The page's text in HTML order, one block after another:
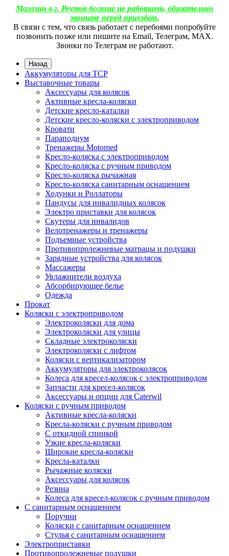
Магазин в г. Реутов больше не работает, обязательно
звоните перед приездом.
В связи с тем, что связь работает с перебоями попробуйте
позвонить позже или пишите на Email, Телеграм, МАХ.
Звонки по Телеграм не работают.
Назад
Аккумуляторы для ТСР
Выставочные товары
Аксессуары для колясок
Активные кресла-коляски
Детские кресло-каталки
Детские кресло-коляски с электроприводом
Кровати
Параподиум
Тренажеры Motomed
Кресло-коляска с электроприводом
Кресло-коляска с ручным приводом
Кресло-коляска рычажная
Кресло-коляска санитарным оснащением
Ходунки и Роллаторы
Пандусы для инвалидных колясок
Электро приставки для колясок
Скутеры для инвалидов
Велотренажеры и тренажеры
Подъемные устройства
Противопролежневые матрацы и подушки
Зарядные устройства для колясок
Массажеры
Увлажнители воздуха
Абсорбирующее белье
Одежда
Прокат
Коляски с электроприводом
Электроколяски для дома
Электроколяски для улицы
Складные электроколяски
Электроколяски с лифтом
Коляски с вертикализатором
Аккумуляторы для электроколясок
Колеса для кресел-колясок с электроприводом
Запчасти для кресел-колясок
Аксессуары и опции для Caterwil
Коляски с ручным приводом
Активные кресла-коляски
Кресла-коляски с ручным приводом
С откидной спинкой
Узкие кресла-коляски
Широкие кресла-коляски
Кресла-каталки
Рычажные коляски
Аксессуары для колясок
Резина
Колеса для кресел-колясок с ручным приводом
С санитарным оснащением
Поручни
Коляски с санитарным оснащением
Стулья с санитарным оснащением
Электроприставки
Противопролежневые подушки